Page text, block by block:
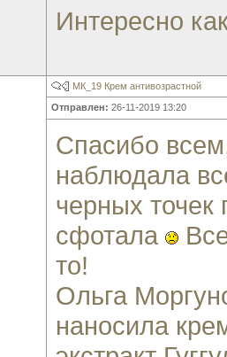
Интересно
МК_19 Крем антивозрастной
Отправлен: 26-11-2019 13:20
Спасибо
наблюдала
черных
сфотала
то!
Ольга
наносила